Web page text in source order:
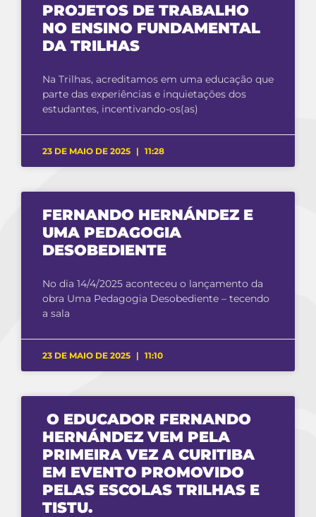
PROJETOS DE TRABALHO
NO ENSINO FUNDAMENTAL
DA TRILHAS
Na Trilhas, acreditamos em uma educação que
parte das experiências e inquietações dos
estudantes, incentivando-os(as)
23 DE MAIO DE 2025 11:28
FERNANDO HERNÁNDEZ E
UMA PEDAGOGIA
DESOBEDIENTE
No dia 14/4/2025 aconteceu o lançamento da
obra Uma Pedagogia Desobediente – tecendo
a sala
23 DE MAIO DE 2025 11:10
O EDUCADOR FERNANDO
HERNÁNDEZ VEM PELA
PRIMEIRA VEZ A CURITIBA
EM EVENTO PROMOVIDO
PELAS ESCOLAS TRILHAS E
TISTU.